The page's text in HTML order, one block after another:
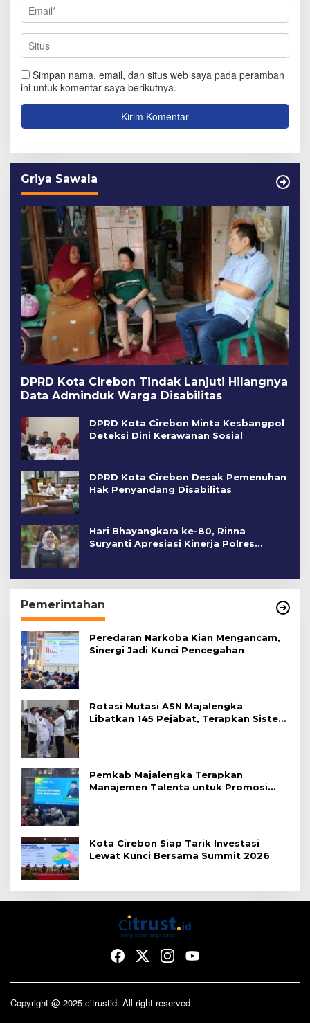
Simpan nama, email, dan situs web saya pada peramban
ini untuk komentar saya berikutnya.
Griya Sawala
DPRD Kota Cirebon Tindak Lanjuti Hilangnya
Data Adminduk Warga Disabilitas
DPRD Kota Cirebon Minta Kesbangpol
Deteksi Dini Kerawanan Sosial
DPRD Kota Cirebon Desak Pemenuhan
Hak Penyandang Disabilitas
Hari Bhayangkara ke-80, Rinna
Suryanti Apresiasi Kinerja Polres
Pemerintahan
Peredaran Narkoba Kian Mengancam,
Sinergi Jadi Kunci Pencegahan
Rotasi Mutasi ASN Majalengka
Libatkan 145 Pejabat, Terapkan Sistem
Pemkab Majalengka Terapkan
Manajemen Talenta untuk Promosi
Kota Cirebon Siap Tarik Investasi
Lewat Kunci Bersama Summit 2026
Copyright @ 2025 citrustid. All right reserved